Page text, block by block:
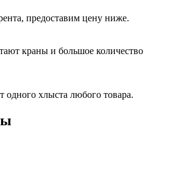
предоставим цену ниже.
краны и большое количество
хлыста любого товара.